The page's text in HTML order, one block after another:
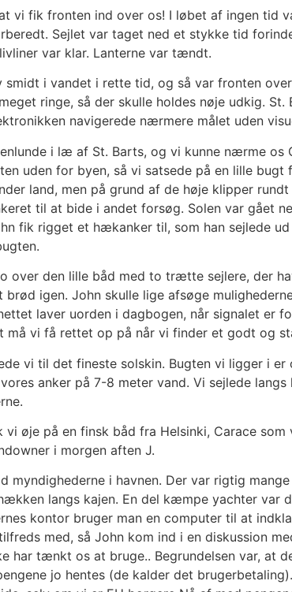
vi fik fronten ind over os! I løbet af ingen tid
Sejlet var taget ned et stykke tid
var klar. Lanterne var tændt.
smidt i vandet i rette tid, og så var fronten
ringe, så der skulle holdes nøje udkig.
navigerede nærmere målet uden
i læ af St. Barts, og vi kunne nærme
uden for byen, så vi satsede på en lille
land, men på grund af de høje klipper
til at bide i andet forsøg. Solen var gået
fik rigget et hækanker til, som han sejlede
over den lille båd med to trætte sejlere, der
brød igen. John skulle lige afsøge
laver uorden i dagbogen, når signalet er
må vi få rettet op på når vi finder et godt og
vi til det fineste solskin. Bugten vi ligger i
anker på 7-8 meter vand. Vi sejlede
vi øje på en finsk båd fra Helsinki, Carace
i morgen aften J.
myndighederne i havnen. Der var rigtig
langs kajen. En del kæmpe yachter var
kontor bruger man en computer til at
med, så John kom ind i en diskussion
har tænkt os at bruge.. Begrundelsen var,
jo hentes (de kalder det